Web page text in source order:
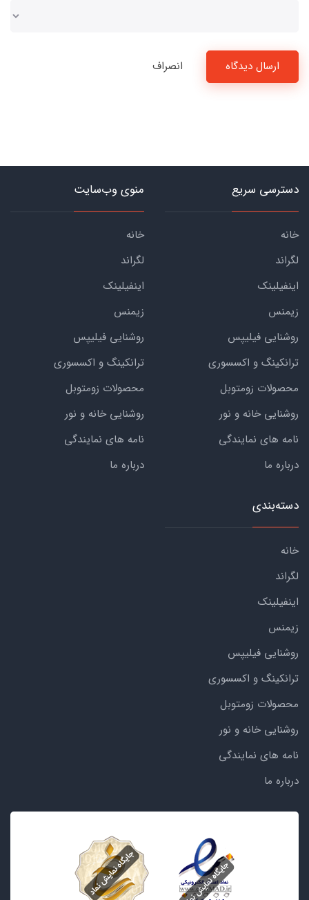
ارسال دیدگاه انصراف
دسترسی سریع
خانه
لگراند
اینفیلینک
زیمنس
روشنایی فیلیپس
ترانکینگ و اکسسوری
محصولات زومتوبل
روشنایی خانه و نور
نامه های نمایندگی
درباره ما
منوی وب‌سایت
خانه
لگراند
اینفیلینک
زیمنس
روشنایی فیلیپس
ترانکینگ و اکسسوری
محصولات زومتوبل
روشنایی خانه و نور
نامه های نمایندگی
درباره ما
دسته‌بندی
خانه
لگراند
اینفیلینک
زیمنس
روشنایی فیلیپس
ترانکینگ و اکسسوری
محصولات زومتوبل
روشنایی خانه و نور
نامه های نمایندگی
درباره ما